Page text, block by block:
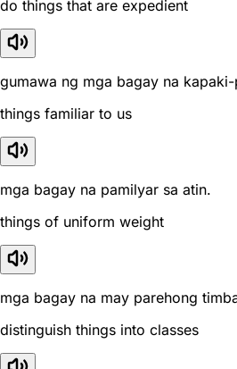
do things that are expedient
gumawa ng mga bagay na
things familiar to us
mga bagay na pamilyar sa atin.
things of uniform weight
mga bagay na may parehong
distinguish things into classes